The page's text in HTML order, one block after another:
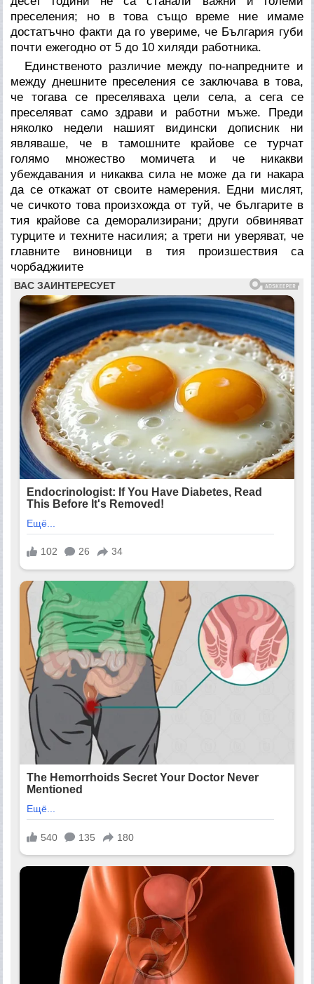
преселения; но в това също време ние имаме
достатъчно факти да го увериме, че България губи
почти ежегодно от 5 до 10 хиляди работника.
Единственото различие между по-напредните и
между днешните преселения се заключава в това,
че тогава се преселяваха цели села, а сега се
преселяват само здрави и работни мъже. Преди
няколко недели нашият видински дописник ни
являваше, че в тамошните крайове се турчат
голямо множество момичета и че никакви
убеждавания и никаква сила не може да ги накара
да се откажат от своите намерения. Едни мислят,
че сичкото това произхожда от туй, че българите в
тия крайове са деморализирани; други обвиняват
турците и техните насилия; а трети ни уверяват, че
главните виновници в тия произшествия са
чорбаджиите